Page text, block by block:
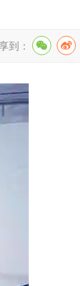
到：